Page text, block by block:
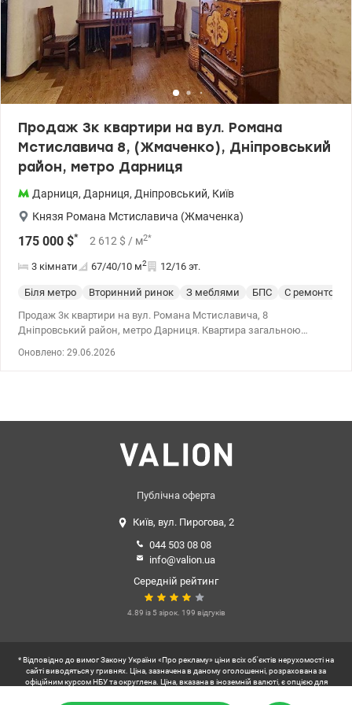
Територія ЖК закрита «без авто». Охорона 24/7. Дитячі та
спортивні майданчики, зони відпочинку. Окремо пропонуються -
найкраще місце в підземному паркінгу та комора на поверсі
площею 6,5 м². Дзвоніть (або пишіть Viber/Telegram) для
попереднього запису на перегляд. Ціна 144 000 у.о. Марина, тел.:
063 392 35 35 valion.ua/1142124
Продаж 3к квартири на вул. Романа
Мстиславича 8, (Жмаченко), Дніпровський
район, метро Дарниця
Дарниця, Дарниця, Дніпровський, Київ
Князя Романа Мстиславича (Жмаченка)
175 000 $* 2 612 $ / м2*
3 кімнати 67/40/10 м2 12/16 эт.
Біля метро Вторинний ринок З меблями БПС
С ремонтом
Продаж 3к квартири на вул. Романа Мстиславича, 8
Дніпровський район, метро Дарниця. Квартира загальною
шістнадцятиповерхового будинку, збудованого за проектом БПС.
пральна машина, холодильник, кондиціонер, електродуховка,
меблі з натурального дерева горіх. У кімнатах підлога з ламінату,
кухня, коридор та санвузол – плитка. Є велика гардиробна.
розвинена інфраструктура: Ландшафний парк Перемога, ТРЦ
садки, банки, пошти. До метро Дарниця 10 хвилин пішки. Ціна
175 000 у.о.Тел.093 405 40 48 Тетяна valion.ua/1120026
Оновлено: 29.06.2026
Публічна оферта
Київ, вул. Пирогова, 2
044 503 08 08
info@valion.ua
Середній рейтинг
4.89 із 5 зірок. 199 відгуків
* Відповідно до вимог Закону України «Про рекламу» ціни всіх об'єктів нерухомості на
сайті виводяться у гривнях. Ціна, зазначена в даному оголошенні, розрахована за
офіційним курсом НБУ та округлена. Ціна, вказана в іноземній валюті, є опцією для